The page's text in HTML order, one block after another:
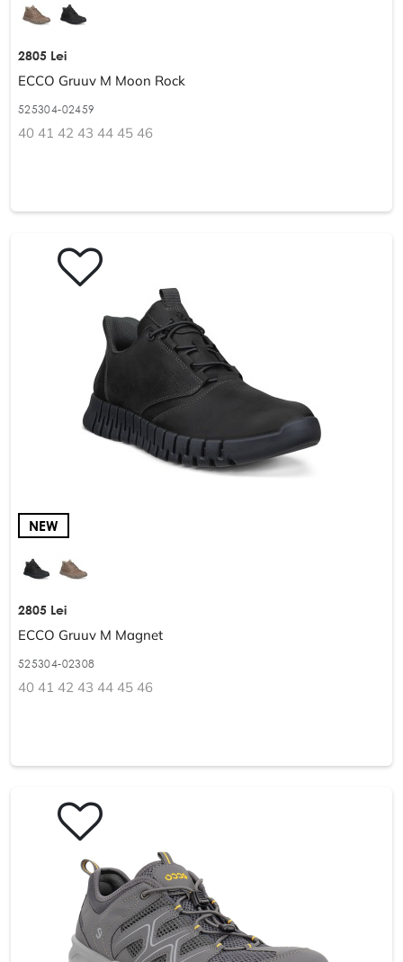
2805 Lei
ECCO Gruuv M Moon Rock
525304-02459
40 41 42 43 44 45 46
NEW
2805 Lei
ECCO Gruuv M Magnet
525304-02308
40 41 42 43 44 45 46